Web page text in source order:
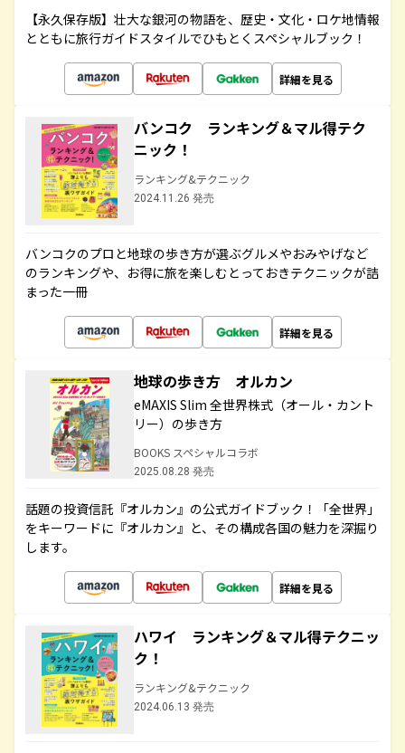
【永久保存版】壮大な銀河の物語を、歴史・文化・ロケ地情報
とともに旅行ガイドスタイルでひもとくスペシャルブック！
詳細を見る
バンコク ランキング＆マル得テク
ニック！
ランキング&テクニック
2024.11.26 発売
バンコクのプロと地球の歩き方が選ぶグルメやおみやげなど
のランキングや、お得に旅を楽しむとっておきテクニックが詰
まった一冊
詳細を見る
地球の歩き方 オルカン
eMAXIS Slim 全世界株式（オール・カント
リー）の歩き方
BOOKS スペシャルコラボ
2025.08.28 発売
話題の投資信託『オルカン』の公式ガイドブック！「全世界」
をキーワードに『オルカン』と、その構成各国の魅力を深掘り
します。
詳細を見る
ハワイ ランキング＆マル得テクニッ
ク！
ランキング&テクニック
2024.06.13 発売